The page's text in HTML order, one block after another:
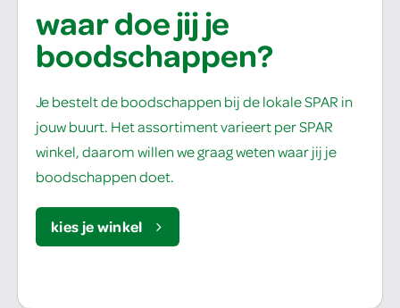
waar doe jij je
boodschappen?
Je bestelt de boodschappen bij de lokale SPAR in
jouw buurt. Het assortiment varieert per SPAR
winkel, daarom willen we graag weten waar jij je
boodschappen doet.
kies je winkel